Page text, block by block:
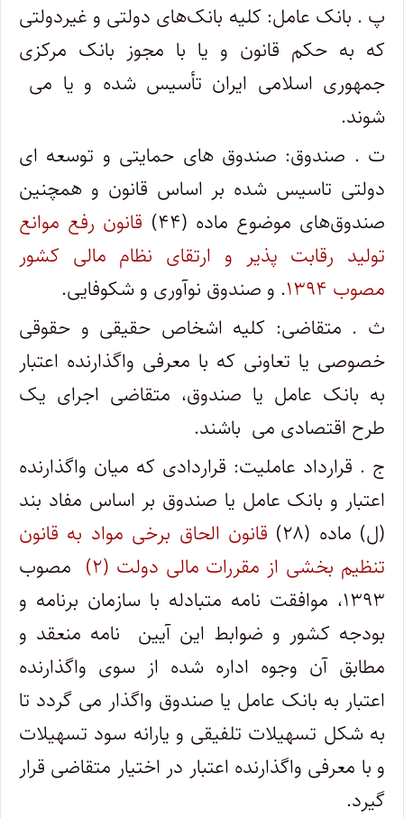
پ . بانک عامل: کلیه بانک‌های دولتی و غیردولتی
که به‌ حکم قانون و یا با مجوز بانک مرکزی
جمهوری اسلامی ایران تأسیس شده و یا می ‌
شوند.
ت . صندوق: صندوق ‌های حمایتی و توسعه ای
دولتی تاسیس شده بر اساس قانون و همچنین
صندوق‌های موضوع ماده (۴۴)
قانون رفع موانع
تولید رقابت­ پذیر و ارتقای نظام مالی کشور
مصوب ۱۳۹۴
. و صندوق نوآوری و شکوفایی.
ث . متقاضی: کلیه اشخاص حقیقی و حقوقی
خصوصی یا تعاونی که با معرفی واگذارنده اعتبار
به بانک عامل یا صندوق، متقاضی اجرای یک
طرح اقتصادی می ‌ باشند.
ج . قرارداد عاملیت: ‌قراردادی که میان واگذارنده
اعتبار و بانک عامل یا صندوق بر اساس مفاد بند
(ل) ماده (۲۸)
قانون الحاق برخی مواد به قانون
تنظیم بخشی از مقررات مالی دولت (۲)
مصوب
۱۳۹۳، موافقت نامه متبادله با سازمان برنامه و
بودجه کشور و ضوابط این آیین ‌ نامه منعقد و
مطابق آن وجوه اداره شده از سوی واگذارنده
اعتبار به بانک عامل یا صندوق واگذار می ‌گردد تا
به شکل تسهیلات تلفیقی و یارانه سود تسهیلات
و با معرفی واگذارنده اعتبار در اختیار متقاضی قرار
گیرد.